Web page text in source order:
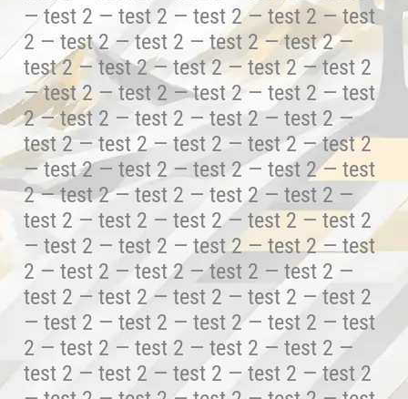
— test 2 — test 2 — test 2 — test 2 — test
2 — test 2 — test 2 — test 2 — test 2 —
test 2 — test 2 — test 2 — test 2 — test 2
— test 2 — test 2 — test 2 — test 2 — test
2 — test 2 — test 2 — test 2 — test 2 —
test 2 — test 2 — test 2 — test 2 — test 2
— test 2 — test 2 — test 2 — test 2 — test
2 — test 2 — test 2 — test 2 — test 2 —
test 2 — test 2 — test 2 — test 2 — test 2
— test 2 — test 2 — test 2 — test 2 — test
2 — test 2 — test 2 — test 2 — test 2 —
test 2 — test 2 — test 2 — test 2 — test 2
— test 2 — test 2 — test 2 — test 2 — test
2 — test 2 — test 2 — test 2 — test 2 —
test 2 — test 2 — test 2 — test 2 — test 2